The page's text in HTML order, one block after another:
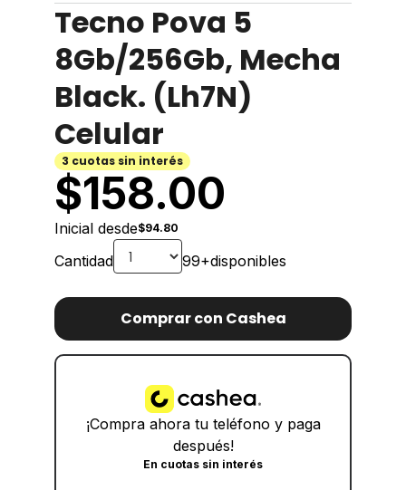
Tecno Pova 5
8Gb/256Gb, Mecha
Black. (Lh7N)
Celular
3 cuotas sin interés
$158.00
Inicial desde$94.80
Cantidad 99+disponibles
Comprar con Cashea
¡Compra ahora tu teléfono y paga
después!
En cuotas sin interés